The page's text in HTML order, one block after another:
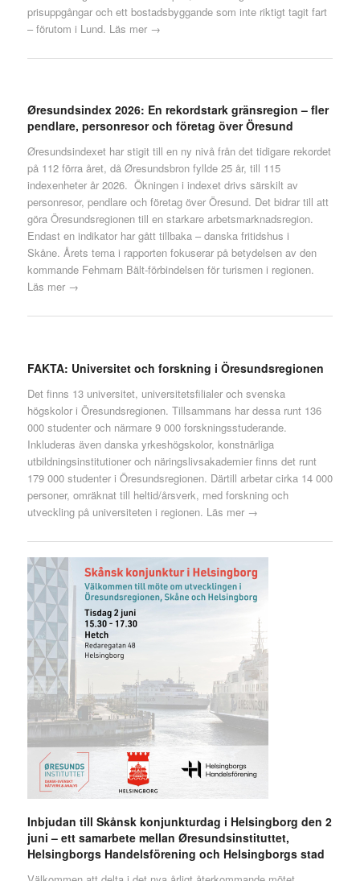
prisuppgångar och ett bostadsbyggande som inte riktigt tagit fart
– förutom i Lund. Läs mer →
Øresundsindex 2026: En rekordstark gränsregion – fler
pendlare, personresor och företag över Öresund
Øresundsindexet har stigit till en ny nivå från det tidigare rekordet
på 112 förra året, då Øresundsbron fyllde 25 år, till 115
indexenheter år 2026. Ökningen i indexet drivs särskilt av
personresor, pendlare och företag över Öresund. Det bidrar till att
göra Öresundsregionen till en starkare arbetsmarknadsregion.
Endast en indikator har gått tillbaka – danska fritidshus i
Skåne. Årets tema i rapporten fokuserar på betydelsen av den
kommande Fehmarn Bält-förbindelsen för turismen i regionen.
Läs mer →
FAKTA: Universitet och forskning i Öresundsregionen
Det finns 13 universitet, universitetsfilialer och svenska
högskolor i Öresundsregionen. Tillsammans har dessa runt 136
000 studenter och närmare 9 000 forskningsstuderande.
Inkluderas även danska yrkeshögskolor, konstnärliga
utbildningsinstitutioner och näringslivsakademier finns det runt
179 000 studenter i Öresundsregionen. Därtill arbetar cirka 14 000
personer, omräknat till heltid/årsverk, med forskning och
utveckling på universiteten i regionen. Läs mer →
Inbjudan till Skånsk konjunkturdag i Helsingborg den 2
juni – ett samarbete mellan Øresundsinstituttet,
Helsingborgs Handelsförening och Helsingborgs stad